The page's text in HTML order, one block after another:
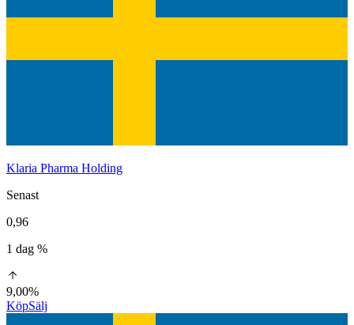
Klaria Pharma Holding
Senast
0,96
1 dag %
9,00%
KöpSälj